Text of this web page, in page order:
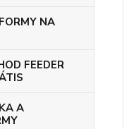
NA
FEEDER
A